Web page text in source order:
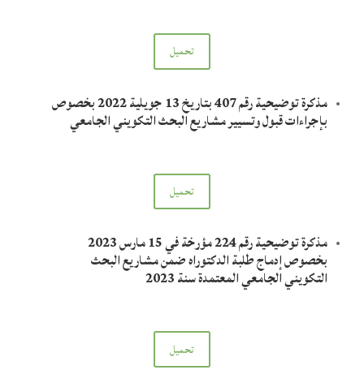
تحميل
مذكرة توضيحية رقم 407 بتاريخ 13 جويلية 2022 بخصوص
بإجراءات قبول وتسيير مشاريع البحث التكويني الجامعي
تحميل
مذكرة توضيحية رقم 224 مؤرخة في 15 مارس 2023
بخصوص إدماج طلبة الدكتوراه ضمن مشاريع البحث
التكويني الجامعي المعتمدة سنة 2023
تحميل